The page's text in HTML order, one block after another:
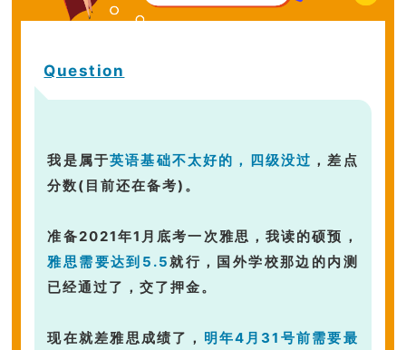
Question
我是属于英语基础不太好的，四级没过 ，差点
分数(目前还在备考)。
准备2021年1月底考一次雅思，我读的硕预，
雅思需要达到5.5就行，国外学校那边的内测
已经通过了，交了押金。
现在就差雅思成绩了， 明年4月31号前需要最